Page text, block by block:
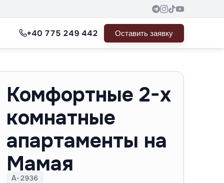
+40 775 249 442 Оставить заявку
Комфортные 2-х
комнатные
апартаменты на
Мамая
A-2936